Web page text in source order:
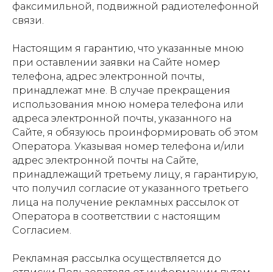
факсимильной, подвижной радиотелефонной
связи.
Настоящим я гарантию, что указанные мною
при оставлении заявки на Сайте номер
телефона, адрес электронной почты,
принадлежат мне. В случае прекращения
использования мною номера телефона или
адреса электронной почты, указанного на
Сайте, я обязуюсь проинформировать об этом
Оператора. Указывая номер телефона и/или
адрес электронной почты на Сайте,
принадлежащий третьему лицу, я гарантирую,
что получил согласие от указанного третьего
лица на получение рекламных рассылок от
Оператора в соответствии с настоящим
Согласием.
Рекламная рассылка осуществляется до